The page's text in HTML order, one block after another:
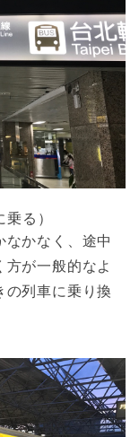
る）
なかなく、途中
が一般的なよ
の列車に乗り換